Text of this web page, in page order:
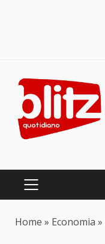
content
PRIMARY
Home » Economia »